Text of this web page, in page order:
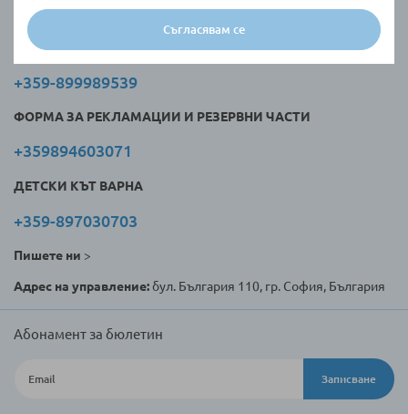
Съгласявам се
САЙТ
+359-895807070
+359-899989539
ФОРМА ЗА РЕКЛАМАЦИИ И РЕЗЕРВНИ ЧАСТИ
+359894603071
ДЕТСКИ КЪТ ВАРНА
+359-897030703
Пишете ни >
Адрес на управление:бул. България 110, гр. София, България
Абонамент за бюлетин
Записване